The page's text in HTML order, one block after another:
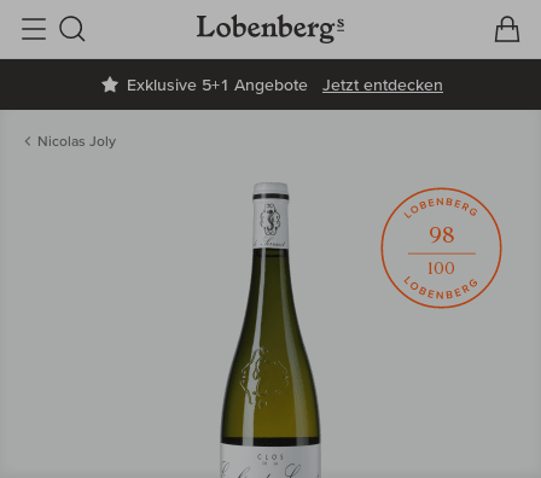
Exklusive 5+1 Angebote Jetzt entdecken
Suche
Nicolas Joly
98
100